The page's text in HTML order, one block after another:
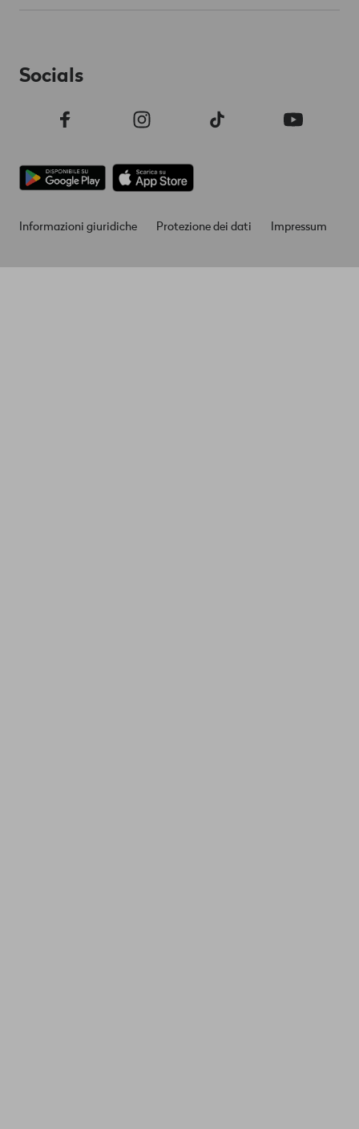
Footer
Informazioni giuridiche Protezione dei dati Impressum
Socials